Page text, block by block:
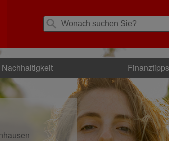
Nachhaltigkeit Finanztipps